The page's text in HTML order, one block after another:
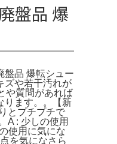
盤品 爆
盤品 爆転シュー
ズや若干汚れが
や質問があれば
ります。。【新
とプチプチで
A : 少しの使用
使用に気にな
を気になさら